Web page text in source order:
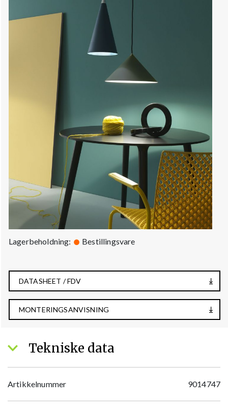
Lagerbeholdning: Bestillingsvare
DATASHEET / FDV
MONTERINGSANVISNING
Tekniske data
Artikkelnummer 9014747